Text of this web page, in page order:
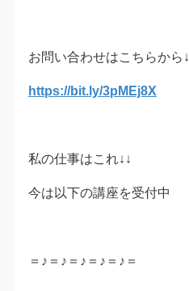
お問い合わせはこちらから↓
https://bit.ly/3pMEj8X
私の仕事はこれ↓↓
今は以下の講座を受付中
＝♪＝♪＝♪＝♪＝♪＝